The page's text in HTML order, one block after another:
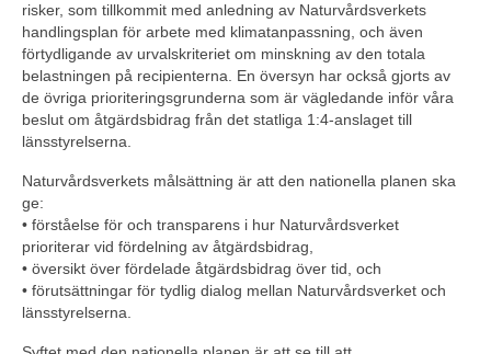
risker, som tillkommit med anledning av Naturvårdsverkets
handlingsplan för arbete med klimatanpassning, och även
förtydligande av urvalskriteriet om minskning av den totala
belastningen på recipienterna. En översyn har också gjorts av
de övriga prioriteringsgrunderna som är vägledande inför våra
beslut om åtgärdsbidrag från det statliga 1:4-anslaget till
länsstyrelserna.
Naturvårdsverkets målsättning är att den nationella planen ska
ge:
• förståelse för och transparens i hur Naturvårdsverket
prioriterar vid fördelning av åtgärdsbidrag,
• översikt över fördelade åtgärdsbidrag över tid, och
• förutsättningar för tydlig dialog mellan Naturvårdsverket och
länsstyrelserna.